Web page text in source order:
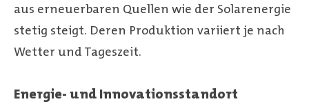
aus erneuerbaren Quellen wie der Solarenergie
stetig steigt. Deren Produktion variiert je nach
Wetter und Tageszeit.
Energie- und Innovationsstandort